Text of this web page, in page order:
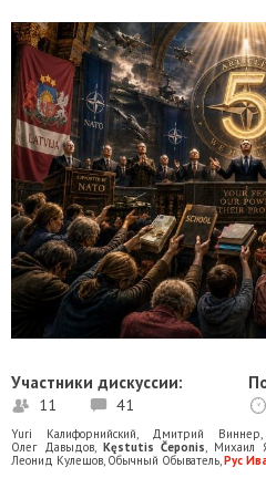
Участники дискуссии:
11 41
Yuri Калифорнийский Дмитрий Виннер
Олег Давыдов, Kęstutis Čeponis Михаил
Леонид Кулешов Обычный Обыватель Рус